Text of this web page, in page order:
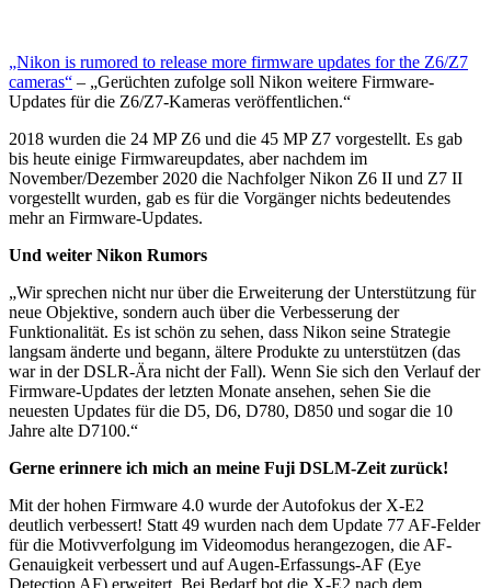
„Nikon is rumored to release more firmware updates for the Z6/Z7
cameras“ – „Gerüchten zufolge soll Nikon weitere Firmware-
Updates für die Z6/Z7-Kameras veröffentlichen.“
2018 wurden die 24 MP Z6 und die 45 MP Z7 vorgestellt. Es gab
bis heute einige Firmwareupdates, aber nachdem im
November/Dezember 2020 die Nachfolger Nikon Z6 II und Z7 II
vorgestellt wurden, gab es für die Vorgänger nichts bedeutendes
mehr an Firmware-Updates.
Und weiter Nikon Rumors
„Wir sprechen nicht nur über die Erweiterung der Unterstützung für
neue Objektive, sondern auch über die Verbesserung der
Funktionalität. Es ist schön zu sehen, dass Nikon seine Strategie
langsam änderte und begann, ältere Produkte zu unterstützen (das
war in der DSLR-Ära nicht der Fall). Wenn Sie sich den Verlauf der
Firmware-Updates der letzten Monate ansehen, sehen Sie die
neuesten Updates für die D5, D6, D780, D850 und sogar die 10
Jahre alte D7100.“
Gerne erinnere ich mich an meine Fuji DSLM-Zeit zurück!
Mit der hohen Firmware 4.0 wurde der Autofokus der X-E2
deutlich verbessert! Statt 49 wurden nach dem Update 77 AF-Felder
für die Motivverfolgung im Videomodus herangezogen, die AF-
Genauigkeit verbessert und auf Augen-Erfassungs-AF (Eye
Detection AF) erweitert. Bei Bedarf bot die X-E2 nach dem